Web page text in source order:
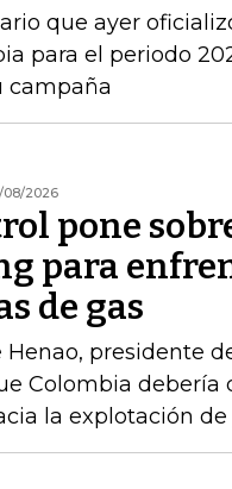
que ayer
para el periodo
campaña
08/2026
pone
para
de gas
Henao, presidente
Colombia debería
la explotación